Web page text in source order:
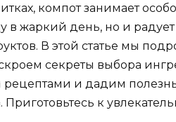
компот занимает
в жаркий день, но и
В этой статье мы
секреты выбора
и дадим
к